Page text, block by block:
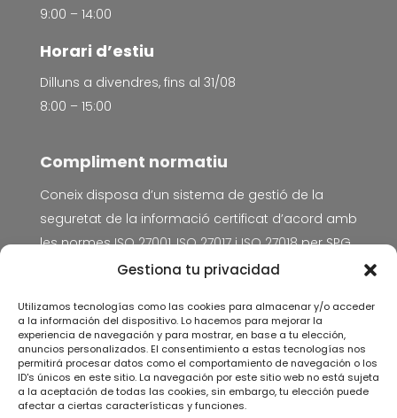
Gestiona tu privacidad
Utilizamos tecnologías como las cookies para almacenar y/o acceder
a la información del dispositivo. Lo hacemos para mejorar la
experiencia de navegación y para mostrar, en base a tu elección,
anuncios personalizados. El consentimiento a estas tecnologías nos
permitirá procesar datos como el comportamiento de navegación o los
ID's únicos en este sitio. La navegación por este sitio web no está sujeta
a la aceptación de todas las cookies, sin embargo, tu elección puede
afectar a ciertas características y funciones.
9:00 – 14:00
Horari d’estiu
Dilluns a divendres, fins al 31/08
8:00 – 15:00
Compliment normatiu
Coneix disposa d’un sistema de gestió de la
seguretat de la informació certificat d’acord amb
les normesISO 27001, ISO 27017 i ISO 27018per SPG
Certificación.
Avís Legal
Política de privacitat
Política de cookies
Política de seguretat de la informació
Acord de tractament de dades personals